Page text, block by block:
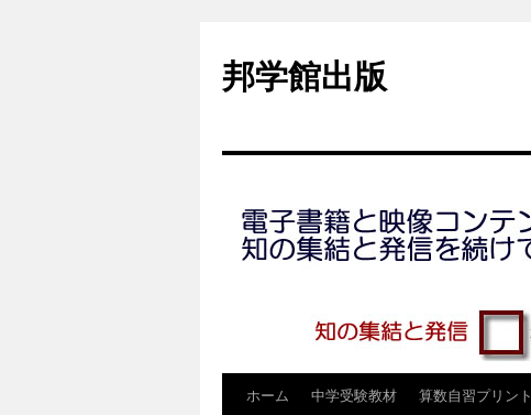
テ
ン
ス
邦学館出版
ホーム 中学受験教材 算数自習プリント